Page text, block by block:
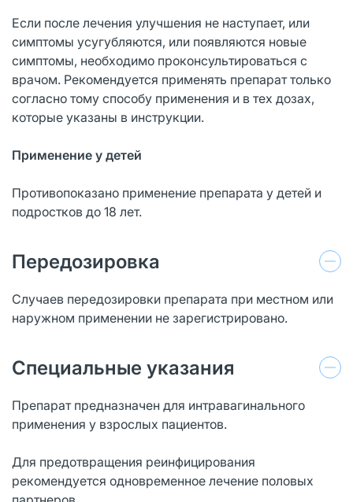
Если после лечения улучшения не наступает, или
симптомы усугубляются, или появляются новые
симптомы, необходимо проконсультироваться с
врачом. Рекомендуется применять препарат только
согласно тому способу применения и в тех дозах,
которые указаны в инструкции.
Применение у детей
Противопоказано применение препарата у детей и
подростков до 18 лет.
Передозировка
Случаев передозировки препарата при местном или
наружном применении не зарегистрировано.
Специальные указания
Препарат предназначен для интравагинального
применения у взрослых пациентов.
Для предотвращения реинфицирования
рекомендуется одновременное лечение половых